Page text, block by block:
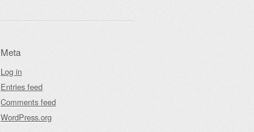
Meta
Log in
Entries feed
Comments feed
WordPress.org